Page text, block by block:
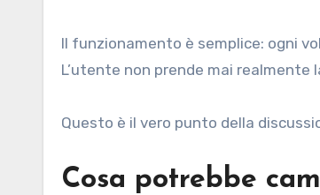
Il funzionamento è semplice: ogni
L’utente non prende mai
Questo è il vero punto della
Cosa potrebbe